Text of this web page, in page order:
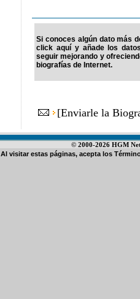
Si conoces algún dato más
click aquí y añade los
seguir mejorando y
biografías de Internet.
[Enviarle la
© 2000-2026 HGM
Al visitar estas páginas, acepta los